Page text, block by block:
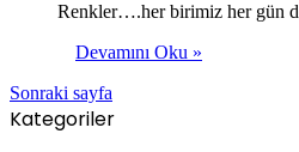
Renkler….her birimiz her gün
Devamını Oku »
Sonraki sayfa
Kategoriler